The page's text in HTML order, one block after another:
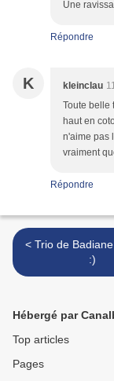
Une
Répondre
K kleinclau
Toute belle
haut en
n'aime pas
vraiment
Répondre
< Trio de Badiane A VENIR
:)
Hébergé par
Top articles
Pages